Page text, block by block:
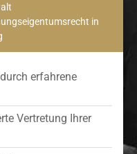
in
erfahrene
Vertretung Ihrer